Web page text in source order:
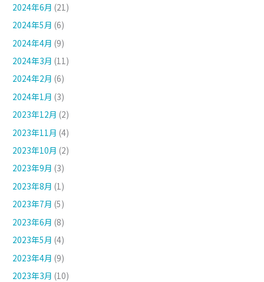
2024年6月 (21)
2024年5月 (6)
2024年4月 (9)
2024年3月 (11)
2024年2月 (6)
2024年1月 (3)
2023年12月 (2)
2023年11月 (4)
2023年10月 (2)
2023年9月 (3)
2023年8月 (1)
2023年7月 (5)
2023年6月 (8)
2023年5月 (4)
2023年4月 (9)
2023年3月 (10)